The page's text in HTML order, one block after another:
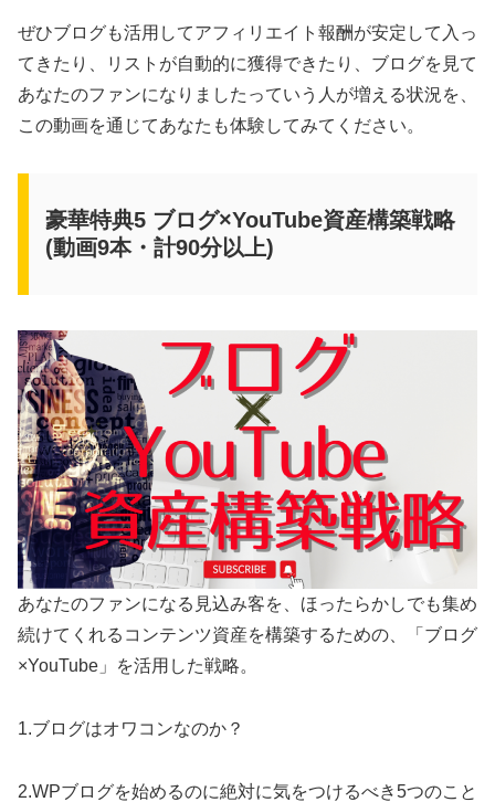
ぜひブログも活用してアフィリエイト報酬が安定して入っ
てきたり、リストが自動的に獲得できたり、ブログを見て
あなたのファンになりましたっていう人が増える状況を、
この動画を通じてあなたも体験してみてください。
豪華特典5 ブログ×YouTube資産構築戦略
(動画9本・計90分以上)
あなたのファンになる見込み客を、ほったらかしでも集め
続けてくれるコンテンツ資産を構築するための、「ブログ
×YouTube」を活用した戦略。
1.ブログはオワコンなのか？
2.WPブログを始めるのに絶対に気をつけるべき5つのこと